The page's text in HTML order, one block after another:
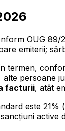
OUG
emiterii;
termen,
persoane
facturii, atât
este
active